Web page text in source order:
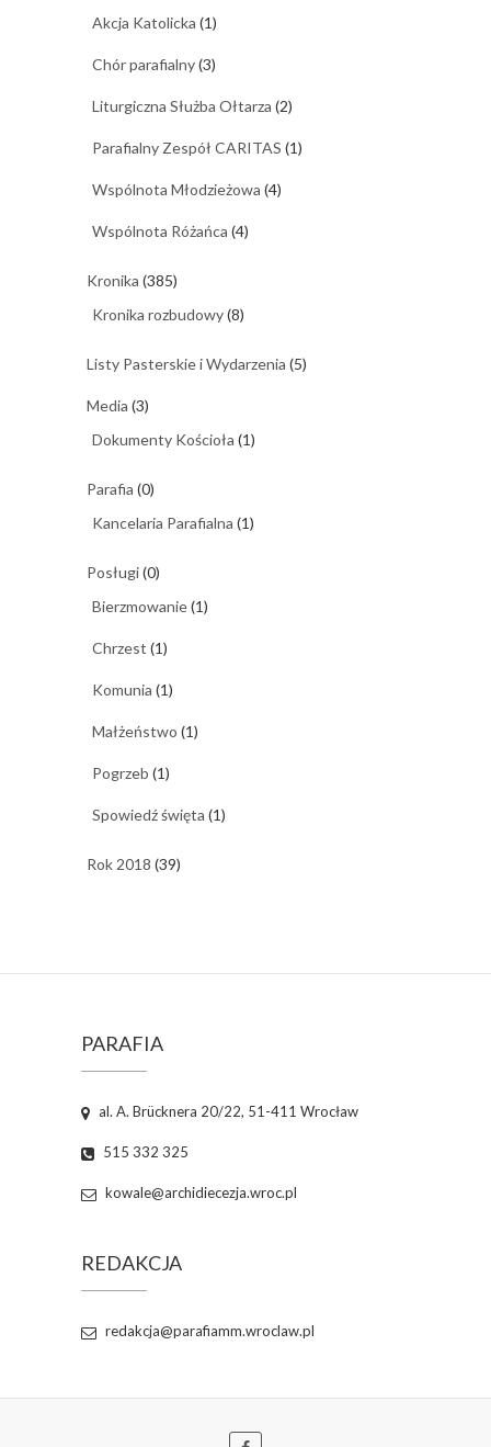
Akcja Katolicka (1)
Chór parafialny(3)
Liturgiczna Służba Ołtarza (2)
Parafialny Zespół CARITAS (1)
Wspólnota Młodzieżowa (4)
Wspólnota Różańca (4)
Kronika (385)
Kronika rozbudowy(8)
Listy Pasterskie i Wydarzenia (5)
Media (3)
Dokumenty Kościoła (1)
Parafia (0)
Kancelaria Parafialna (1)
Posługi(0)
Bierzmowanie(1)
Chrzest (1)
Komunia (1)
Małżeństwo (1)
Pogrzeb (1)
Spowiedź święta (1)
Rok 2018 (39)
PARAFIA
al. A. Brücknera 20/22, 51-411 Wrocław
515 332 325
kowale@archidiecezja.wroc.pl
REDAKCJA
redakcja@parafiamm.wroclaw.pl